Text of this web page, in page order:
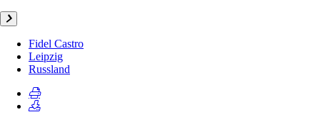
Fidel Castro
Leipzig
Russland